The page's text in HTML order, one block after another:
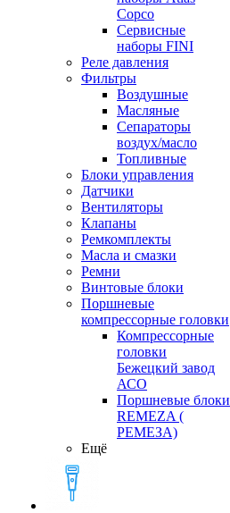
Copco
Сервисные
наборы FINI
Реле давления
Фильтры
Воздушные
Масляные
Сепараторы
воздух/масло
Топливные
Блоки управления
Датчики
Вентиляторы
Клапаны
Ремкомплекты
Масла и смазки
Ремни
Винтовые блоки
Поршневые
компрессорные головки
Компрессорные
головки
Бежецкий завод
АСО
Поршневые блоки
REMEZA (
РЕМЕЗА)
Ещё